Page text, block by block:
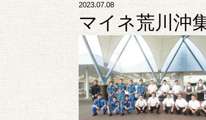
2023.07.08
マイネ荒川沖